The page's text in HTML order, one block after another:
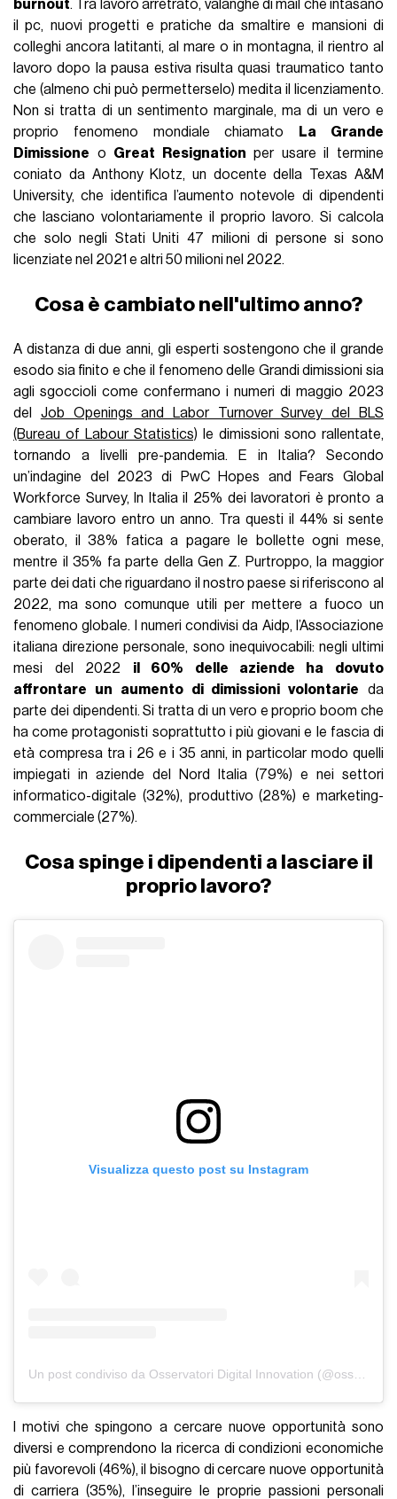
burnout. Tra lavoro arretrato, valanghe di mail che intasano
il pc, nuovi progetti e pratiche da smaltire e mansioni di
colleghi ancora latitanti, al mare o in montagna, il rientro al
lavoro dopo la pausa estiva risulta quasi traumatico tanto
che (almeno chi può permetterselo) medita il licenziamento.
Non si tratta di un sentimento marginale, ma di un vero e
proprio fenomeno mondiale chiamato
La Grande
Dimissione o Great Resignation per usare il termine
coniato da Anthony Klotz, un docente della Texas A&M
University, che identifica l’aumento notevole di dipendenti
che lasciano volontariamente il proprio lavoro. Si calcola
che solo negli Stati Uniti 47 milioni di persone si sono
licenziate nel 2021 e altri 50 milioni nel 2022.
Cosa è cambiato nell'ultimo anno?
A distanza di due anni, gli esperti sostengono che il grande
esodo sia finito e che il fenomeno delle Grandi dimissioni sia
agli sgoccioli come confermano i numeri di maggio 2023
del Job Openings and Labor Turnover Survey del BLS
(Bureau of Labour Statistics) le dimissioni sono rallentate,
tornando a livelli pre-pandemia. E in Italia? Secondo
un’indagine del 2023 di PwC Hopes and Fears Global
Workforce Survey, In Italia il 25% dei lavoratori è pronto a
cambiare lavoro entro un anno. Tra questi il 44% si sente
oberato, il 38% fatica a pagare le bollette ogni mese,
mentre il 35% fa parte della Gen Z. Purtroppo, la maggior
parte dei dati che riguardano il nostro paese si riferiscono al
2022, ma sono comunque utili per mettere a fuoco un
fenomeno globale. I numeri condivisi da Aidp, l’Associazione
italiana direzione personale, sono inequivocabili: negli ultimi
mesi del 2022 il 60% delle aziende ha dovuto
affrontare un aumento di dimissioni volontarie da
parte dei dipendenti. Si tratta di un vero e proprio boom che
ha come protagonisti soprattutto i più giovani e le fascia di
età compresa tra i 26 e i 35 anni, in particolar modo quelli
impiegati in aziende del Nord Italia (79%) e nei settori
informatico-digitale (32%), produttivo (28%) e marketing-
commerciale (27%).
Cosa spinge i dipendenti a lasciare il
proprio lavoro?
Visualizza questo post su Instagram
I motivi che spingono a cercare nuove opportunità sono
diversi e comprendono la ricerca di condizioni economiche
più favorevoli (46%), il bisogno di cercare nuove opportunità
di carriera (35%), l’inseguire le proprie passioni personali